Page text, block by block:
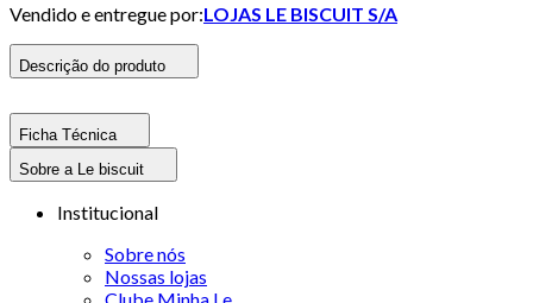
Vendido e entregue por:LOJAS LE BISCUIT S/A
Descrição do produto
Ficha Técnica
Sobre a Le biscuit
Institucional
Sobre nós
Nossas lojas